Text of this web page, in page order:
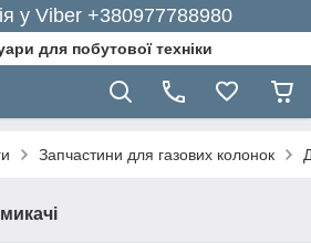
у Viber +380977788980
для побутової техніки
Запчастини для газових колонок